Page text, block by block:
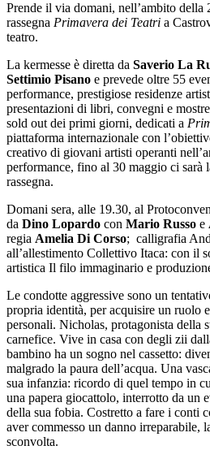
Prende il via domani, nell’ambito della
rassegna Primavera dei Teatri a
teatro.
La kermesse è diretta da Saverio La
Settimio Pisano e prevede oltre 55
performance, prestigiose residenze
presentazioni di libri, convegni e
sold out dei primi giorni, dedicati a
piattaforma internazionale con
creativo di giovani artisti operanti
performance, fino al 30 maggio ci sarà
rassegna.
Domani sera, alle 19.30, al
da Dino Lopardo con Mario Russo e
regia Amelia Di Corso; calligrafia
all’allestimento Collettivo Itaca: con il
artistica Il filo immaginario e
Le condotte aggressive sono un
propria identità, per acquisire un ruolo
personali. Nicholas, protagonista della
carnefice. Vive in casa con degli zii
bambino ha un sogno nel cassetto:
malgrado la paura dell’acqua. Una
sua infanzia: ricordo di quel tempo in
una papera giocattolo, interrotto da un
della sua fobia. Costretto a fare i conti
aver commesso un danno irreparabile,
sconvolta.